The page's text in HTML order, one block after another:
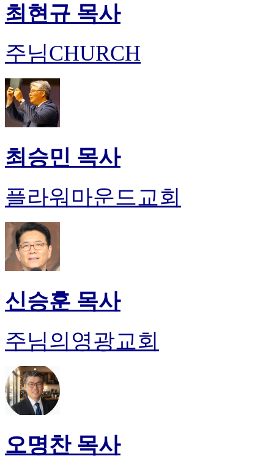
최현규 목사
주님CHURCH
최승민 목사
플라워마운드교회
신승훈 목사
주님의영광교회
오명찬 목사